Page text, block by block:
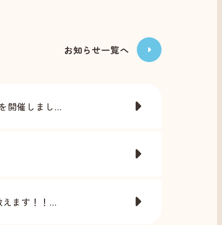
開催しまし...
ます！！...
お知らせ一覧へ